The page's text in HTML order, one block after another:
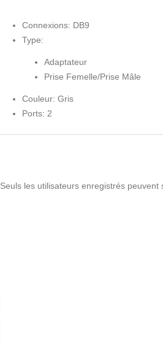
Connexions: DB9
Type:
Adaptateur
Prise Femelle/Prise Mâle
Couleur: Gris
Ports: 2
Seuls les utilisateurs enregistrés peuvent